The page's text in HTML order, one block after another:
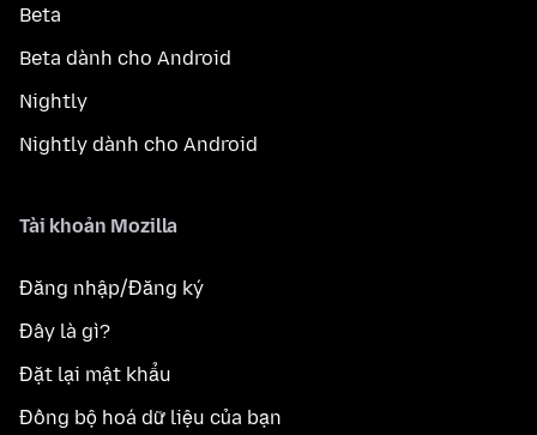
Beta
Beta dành cho Android
Nightly
Nightly dành cho Android
Tài khoản Mozilla
Đăng nhập/Đăng ký
Đây là gì?
Đặt lại mật khẩu
Đồng bộ hoá dữ liệu của bạn